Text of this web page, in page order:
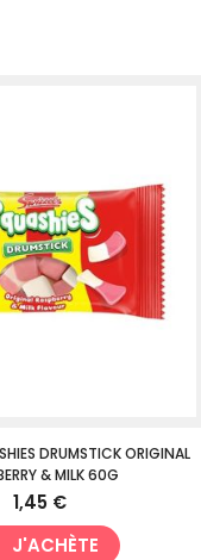
DRUMSTICK ORIGINAL
& MILK 60G
1,45 €
J'ACHÈTE